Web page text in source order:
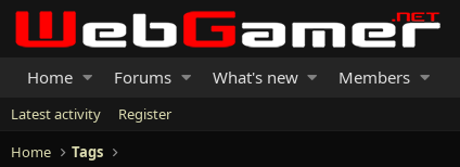
Home Forums What's new Members
Latest activity
Register
Home
Tags